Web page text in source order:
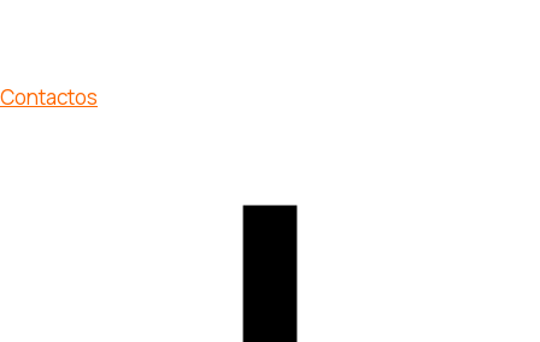
Contactos